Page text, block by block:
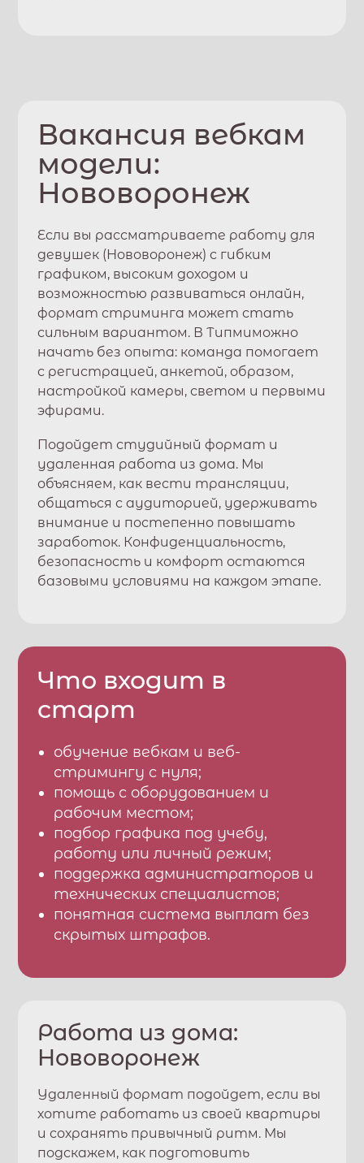
Вакансия вебкам
модели:
Нововоронеж
Если вы рассматриваете работу для
девушек (Нововоронеж) с гибким
графиком, высоким доходом и
возможностью развиваться онлайн,
формат стриминга может стать
сильным вариантом. ВТипмиможно
начать без опыта: команда помогает
с регистрацией, анкетой, образом,
настройкой камеры, светом и первыми
эфирами.
Подойдет студийный формат и
удаленная работа из дома. Мы
объясняем, как вести трансляции,
общаться с аудиторией, удерживать
внимание и постепенно повышать
заработок. Конфиденциальность,
безопасность и комфорт остаются
базовыми условиями на каждом этапе.
Что входит в
старт
обучение вебкам и веб-
стримингу с нуля;
помощь с оборудованием и
рабочим местом;
подбор графика под учебу,
работу или личный режим;
поддержка администраторов и
технических специалистов;
понятная система выплат без
скрытых штрафов.
Работа из дома:
Нововоронеж
Удаленный формат подойдет, если вы
хотите работать из своей квартиры
и сохранять привычный ритм. Мы
подскажем, как подготовить